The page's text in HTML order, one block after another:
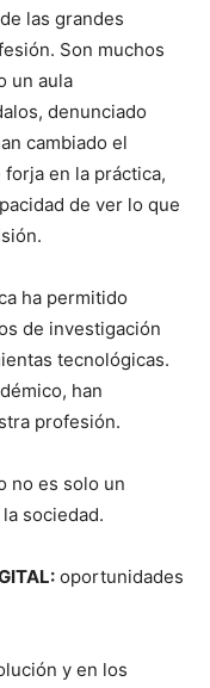
las grandes
Son muchos
un aula
denunciado
cambiado el
en la práctica,
de ver lo que
ha permitido
de investigación
tecnológicas.
han
profesión.
no es solo un
sociedad.
oportunidades
y en los